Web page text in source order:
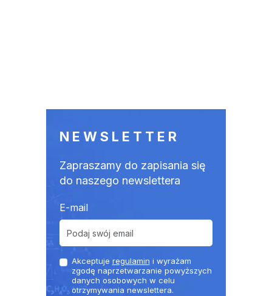
NEWSLETTER
Zapraszamy do zapisania się
do naszego newslettera
E-mail
Akceptuje regulamin i wyrażam
zgodę naprzetwarzanie powyższych
danych osobowych w celu
otrzymywania newslettera.